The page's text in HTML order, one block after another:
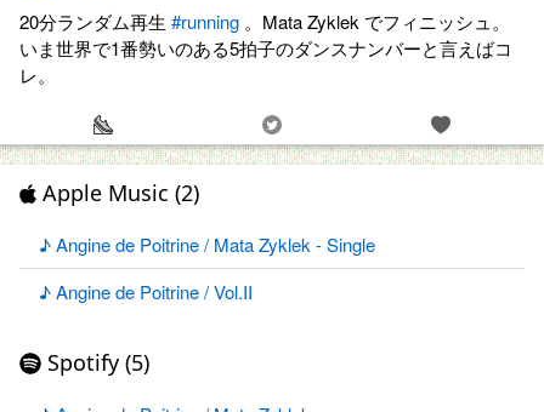
20分ランダム再生 #running 。Mata Zyklek でフィニッシュ。
いま世界で1番勢いのある5拍子のダンスナンバーと言えばコ
レ。
Apple Music (2)
♪ Angine de Poitrine / Mata Zyklek - Single
♪ Angine de Poitrine / Vol.II
Spotify (5)